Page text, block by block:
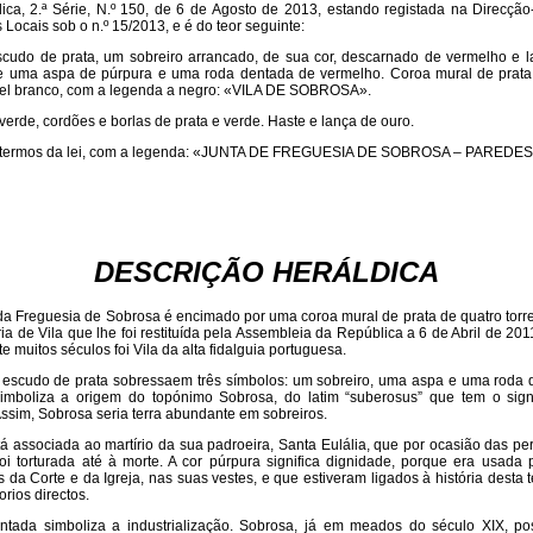
2.ª Série, N.º 150, de 6 de Agosto de 2013, estando registada na
Locais sob o n.º 15/2013, e é do teor seguinte:
de prata, um sobreiro arrancado, de sua cor, descarnado de vermelho e
uma aspa de púrpura e uma roda dentada de vermelho. Coroa mural de
branco, com a legenda a negro: «VILA DE SOBROSA».
cordões e borlas de prata e verde. Haste e lança de ouro.
da lei, com a legenda: «JUNTA DE FREGUESIA DE SOBROSA –
DESCRIÇÃO HERÁLDICA
Freguesia de Sobrosa é encimado por uma coroa mural de prata de quatro
de Vila que lhe foi restituída pela Assembleia da República a 6 de Abril de
muitos séculos foi Vila da alta fidalguia portuguesa.
de prata sobressaem três símbolos: um sobreiro, uma aspa e uma roda
a origem do topónimo Sobrosa, do latim “suberosus” que tem o
Sobrosa seria terra abundante em sobreiros.
associada ao martírio da sua padroeira, Santa Eulália, que por ocasião das
torturada até à morte. A cor púrpura significa dignidade, porque era usada
da Corte e da Igreja, nas suas vestes, e que estiveram ligados à história desta
directos.
simboliza a industrialização. Sobrosa, já em meados do século XIX,